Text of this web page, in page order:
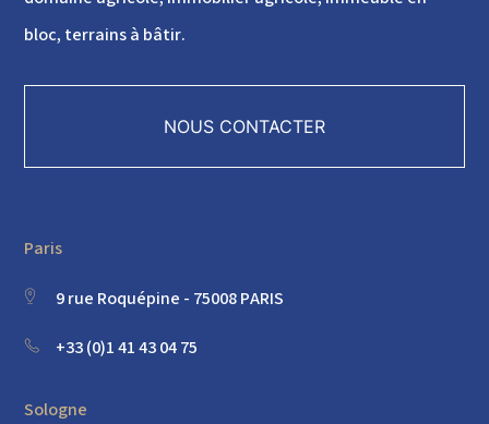
bloc, terrains à bâtir.
NOUS CONTACTER
Paris
9 rue Roquépine - 75008 PARIS
+33 (0)1 41 43 04 75
Sologne